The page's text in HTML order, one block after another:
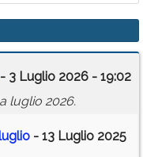
- 3 Luglio 2026 - 19:02
luglio 2026.
- 13 Luglio 2025